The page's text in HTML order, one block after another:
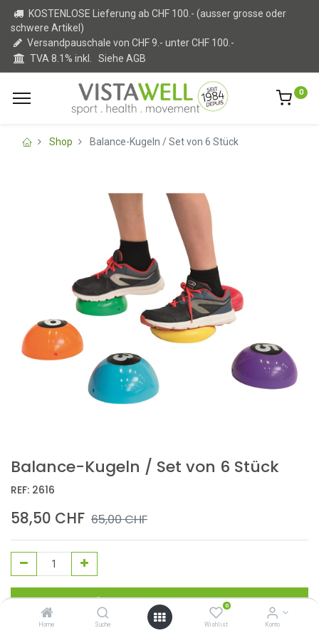
Home Suche
0
Wishlist Konto
KOSTENLOSE Lieferung ab CHF 100.- (ausser grosse oder
schwere Artikel)
Versandpauschale von CHF 9.- unter CHF 100.-
TVA 8.1% inkl. Siehe AGB
0
Shop Balance-Kugeln / Set von 6 Stück
Balance-Kugeln / Set von 6 Stück
REF: 2616
58,50 CHF 65,00CHF
In den Warenkorb